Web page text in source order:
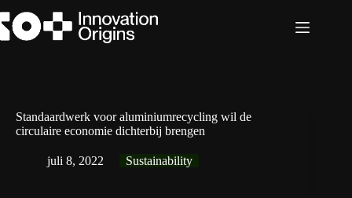
naar
de
Standaardwerk voor aluminiumrecycling wil de
circulaire economie dichterbij brengen
juli 8, 2022 Sustainability